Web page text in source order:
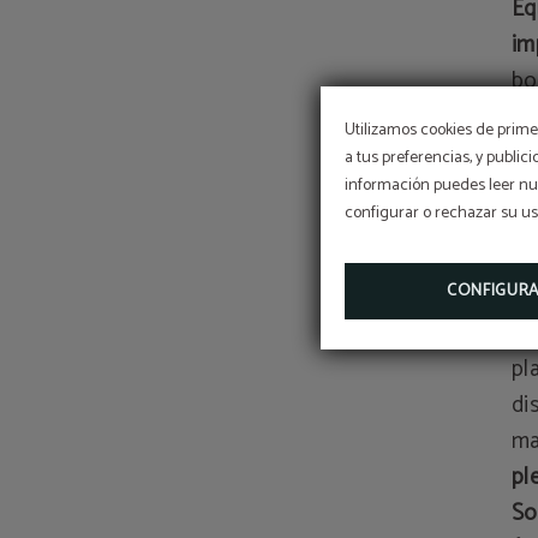
Utilizamos cookies de
a tus preferencias, y
información puedes leer
configurar o rechazar su